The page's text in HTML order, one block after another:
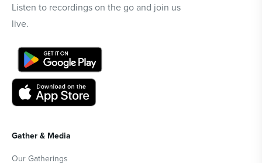
Listen to recordings on the go and join us
live.
Gather & Media
Our Gatherings